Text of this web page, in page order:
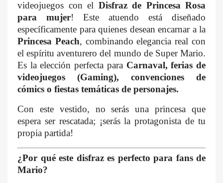
videojuegos con el Disfraz de Princesa Rosa
para mujer! Este atuendo está diseñado
específicamente para quienes desean encarnar a la
Princesa Peach, combinando elegancia real con
el espíritu aventurero del mundo de Super Mario.
Es la elección perfecta para Carnaval, ferias de
videojuegos (Gaming), convenciones de
cómics o fiestas temáticas de personajes.
Con este vestido, no serás una princesa que
espera ser rescatada; ¡serás la protagonista de tu
propia partida!
¿Por qué este disfraz es perfecto para fans de
Mario?